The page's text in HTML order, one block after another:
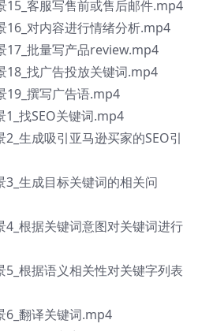
15_客服写售前或售后邮件.mp4
16_对内容进行情绪分析.mp4
17_批量写产品review.mp4
18_找广告投放关键词.mp4
19_撰写广告语.mp4
1_找SEO关键词.mp4
生成吸引亚马逊买家的SEO引
3_生成目标关键词的相关问
4_根据关键词意图对关键词进行
5_根据语义相关性对关键字列表
6_翻译关键词.mp4